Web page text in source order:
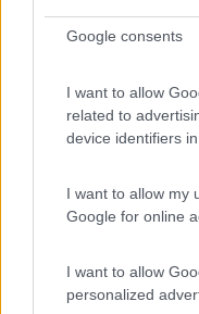
Google consents
I want to allow
related to
device identifiers in
I want to allow my
Google for online
I want to allow
personalized
Ovviamente al
Tommaso IZ4DJI